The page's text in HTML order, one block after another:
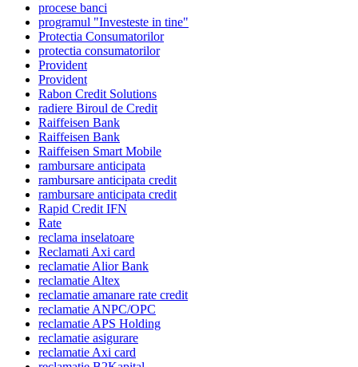
procese banci
programul "Investeste in tine"
Protectia Consumatorilor
protectia consumatorilor
Provident
Provident
Rabon Credit Solutions
radiere Biroul de Credit
Raiffeisen Bank
Raiffeisen Bank
Raiffeisen Smart Mobile
rambursare anticipata
rambursare anticipata credit
rambursare anticipata credit
Rapid Credit IFN
Rate
reclama inselatoare
Reclamati Axi card
reclamatie Alior Bank
reclamatie Altex
reclamatie amanare rate credit
reclamatie ANPC/OPC
reclamatie APS Holding
reclamatie asigurare
reclamatie Axi card